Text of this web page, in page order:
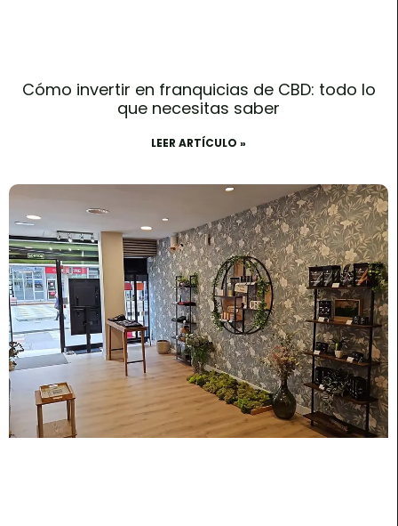
Cómo invertir en franquicias de CBD: todo lo
que necesitas saber
LEER ARTÍCULO »